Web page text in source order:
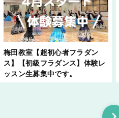
梅田教室【超初心者フラダン
ス】【初級フラダンス】体験レ
ッスン生募集中です。